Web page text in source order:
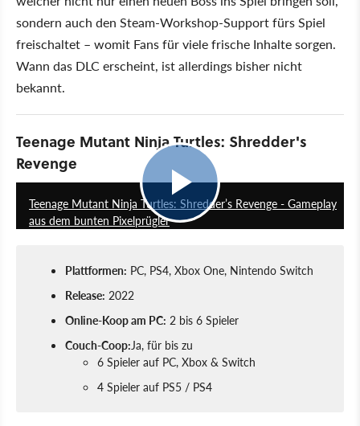
sondern auch den Steam-Workshop-Support fürs Spiel
freischaltet – womit Fans für viele frische Inhalte sorgen.
Wann das DLC erscheint, ist allerdings bisher nicht
bekannt.
Teenage Mutant Ninja Turtles: Shredder's
Revenge
Teenage Mutant Ninja Turtles: Shredder’s Revenge - Gameplay
aus dem bunten Pixelprügler
Plattformen: PC, PS4, Xbox One, Nintendo Switch
Release: 2022
Online-Koop am PC: 2 bis 6 Spieler
Couch-Coop:Ja, für bis zu
6 Spieler auf PC, Xbox & Switch
4 Spieler auf PS5 / PS4